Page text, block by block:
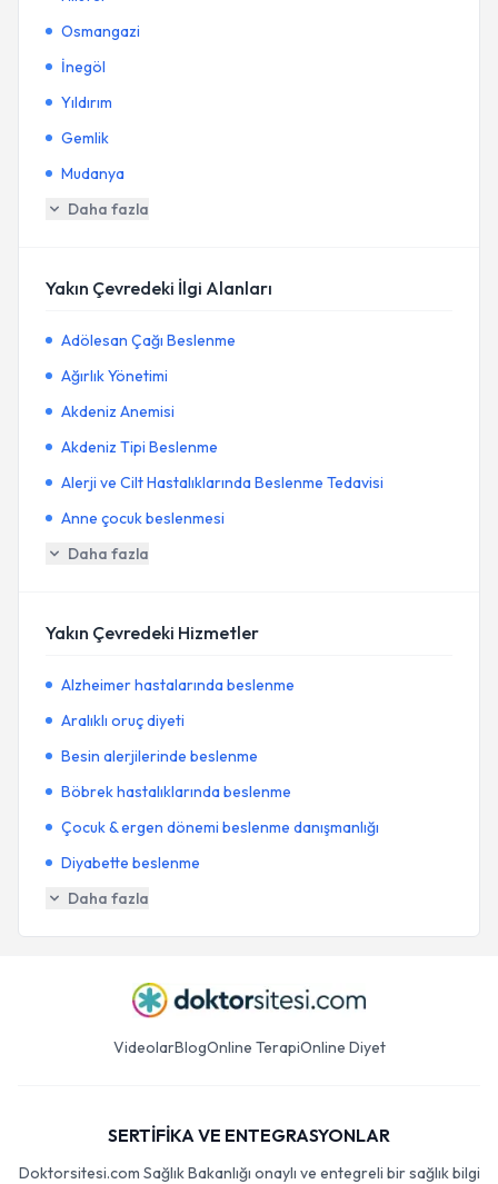
Osmangazi
İnegöl
Yıldırım
Gemlik
Mudanya
Daha fazla
Yakın Çevredeki İlgi Alanları
Adölesan Çağı Beslenme
Ağırlık Yönetimi
Akdeniz Anemisi
Akdeniz Tipi Beslenme
Alerji ve Cilt Hastalıklarında Beslenme Tedavisi
Anne çocuk beslenmesi
Daha fazla
Yakın Çevredeki Hizmetler
Alzheimer hastalarında beslenme
Aralıklı oruç diyeti
Besin alerjilerinde beslenme
Böbrek hastalıklarında beslenme
Çocuk & ergen dönemi beslenme danışmanlığı
Diyabette beslenme
Daha fazla
VideolarBlogOnline TerapiOnline Diyet
SERTİFİKA VE ENTEGRASYONLAR
Doktorsitesi.com Sağlık Bakanlığı onaylı ve entegreli bir sağlık bilgi